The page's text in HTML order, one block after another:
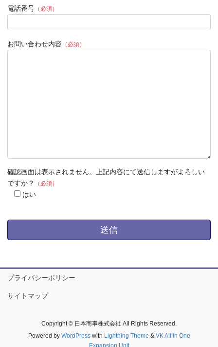
電話番号 （必須）
お問い合わせ内容 （必須）
確認画面は表示されません。上記内容にて送信しますがよろしい
ですか？
（必須）
はい
プライバシーポリシー
サイトマップ
Copyright © 日本商事株式会社 All Rights Reserved.
Powered by WordPresswith Lightning Theme & VK All in One
Expansion Unit